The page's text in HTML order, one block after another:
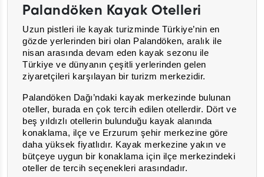
Palandöken Kayak Otelleri
Uzun pistleri ile kayak turizminde Türkiye’nin en
gözde yerlerinden biri olan Palandöken, aralık ile
nisan arasında devam eden kayak sezonu ile
Türkiye ve dünyanın çeşitli yerlerinden gelen
ziyaretçileri karşılayan bir turizm merkezidir.
Palandöken Dağı’ndaki kayak merkezinde bulunan
oteller, burada en çok tercih edilen otellerdir. Dört ve
beş yıldızlı otellerin bulunduğu kayak alanında
konaklama, ilçe ve Erzurum şehir merkezine göre
daha yüksek fiyatlıdır. Kayak merkezine yakın ve
bütçeye uygun bir konaklama için ilçe merkezindeki
oteller de tercih seçenekleri arasındadır.